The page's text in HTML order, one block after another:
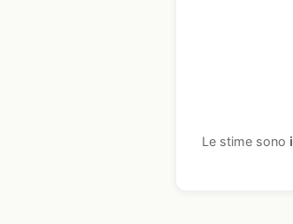
Le stime sono